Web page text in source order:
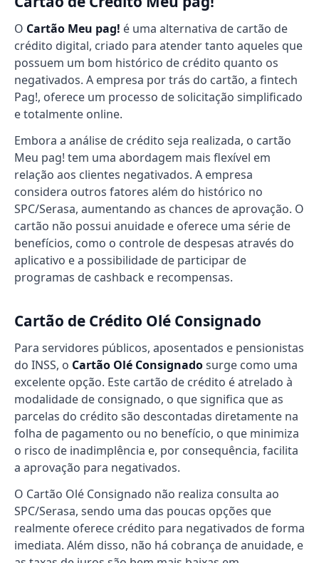
O Cartão Meu pag! é uma alternativa de cartão de
crédito digital, criado para atender tanto aqueles que
possuem um bom histórico de crédito quanto os
negativados. A empresa por trás do cartão, a fintech
Pag!, oferece um processo de solicitação simplificado
e totalmente online.
Embora a análise de crédito seja realizada, o cartão
Meu pag! tem uma abordagem mais flexível em
relação aos clientes negativados. A empresa
considera outros fatores além do histórico no
SPC/Serasa, aumentando as chances de aprovação. O
cartão não possui anuidade e oferece uma série de
benefícios, como o controle de despesas através do
aplicativo e a possibilidade de participar de
programas de cashback e recompensas.
Cartão de Crédito Olé Consignado
Para servidores públicos, aposentados e pensionistas
do INSS, o Cartão Olé Consignadosurge como uma
excelente opção. Este cartão de crédito é atrelado à
modalidade de consignado, o que significa que as
parcelas do crédito são descontadas diretamente na
folha de pagamento ou no benefício, o que minimiza
o risco de inadimplência e, por consequência, facilita
a aprovação para negativados.
O Cartão Olé Consignado não realiza consulta ao
SPC/Serasa, sendo uma das poucas opções que
realmente oferece crédito para negativados de forma
imediata. Além disso, não há cobrança de anuidade, e